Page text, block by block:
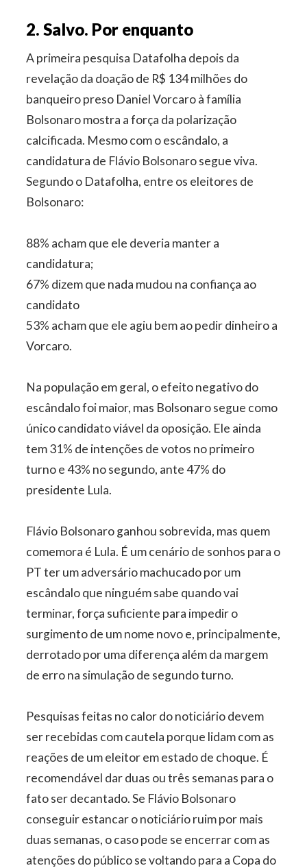
2. Salvo. Por enquanto
A primeira pesquisa Datafolha depois da
revelação da doação de R$ 134 milhões do
banqueiro preso Daniel Vorcaro à família
Bolsonaro mostra a força da polarização
calcificada. Mesmo com o escândalo, a
candidatura de Flávio Bolsonaro segue viva.
Segundo o Datafolha, entre os eleitores de
Bolsonaro:
88% acham que ele deveria manter a
candidatura;
67% dizem que nada mudou na confiança ao
candidato
53% acham que ele agiu bem ao pedir dinheiro a
Vorcaro.
Na população em geral, o efeito negativo do
escândalo foi maior, mas Bolsonaro segue como
único candidato viável da oposição. Ele ainda
tem 31% de intenções de votos no primeiro
turno e 43% no segundo, ante 47% do
presidente Lula.
Flávio Bolsonaro ganhou sobrevida, mas quem
comemora é Lula. É um cenário de sonhos para o
PT ter um adversário machucado por um
escândalo que ninguém sabe quando vai
terminar, força suficiente para impedir o
surgimento de um nome novo e, principalmente,
derrotado por uma diferença além da margem
de erro na simulação de segundo turno.
Pesquisas feitas no calor do noticiário devem
ser recebidas com cautela porque lidam com as
reações de um eleitor em estado de choque. É
recomendável dar duas ou três semanas para o
fato ser decantado. Se Flávio Bolsonaro
conseguir estancar o noticiário ruim por mais
duas semanas, o caso pode se encerrar com as
atenções do público se voltando para a Copa do